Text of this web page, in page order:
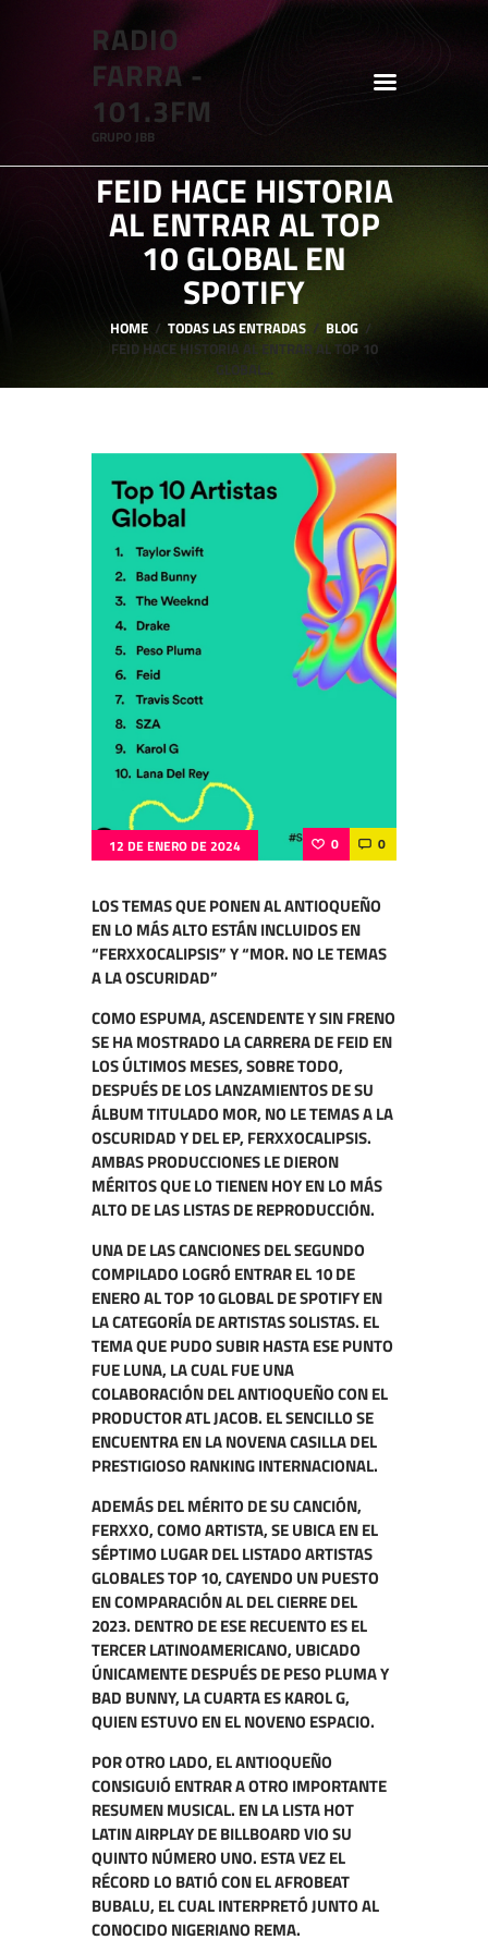
RADIO
FARRA -
101.3FM
GRUPO JBB
FEID HACE HISTORIA
AL ENTRAR AL TOP
10 GLOBAL EN
SPOTIFY
HOME TODAS LAS ENTRADAS
BLOG
FEID HACE HISTORIA AL ENTRAR AL TOP 10
GLOBAL...
RADIO FARRA - 101.3FM
HOME
SHOWS
BLOG
FEATURES
ABOUT
12 DE ENERO DE 2024 0 0
LOS TEMAS QUE PONEN AL ANTIOQUEÑO
EN LO MÁS ALTO ESTÁN INCLUIDOS EN
“FERXXOCALIPSIS” Y “MOR. NO LE TEMAS
A LA OSCURIDAD”
COMO ESPUMA, ASCENDENTE Y SIN FRENO
SE HA MOSTRADO LA CARRERA DE FEID EN
LOS ÚLTIMOS MESES, SOBRE TODO,
DESPUÉS DE LOS LANZAMIENTOS DE SU
ÁLBUM TITULADO MOR, NO LE TEMAS A LA
OSCURIDAD Y DEL EP, FERXXOCALIPSIS.
AMBAS PRODUCCIONES LE DIERON
MÉRITOS QUE LO TIENEN HOY EN LO MÁS
ALTO DE LAS LISTAS DE REPRODUCCIÓN.
UNA DE LAS CANCIONES DEL SEGUNDO
COMPILADO LOGRÓ ENTRAR EL 10 DE
ENERO AL TOP 10 GLOBAL DE SPOTIFY EN
LA CATEGORÍA DE ARTISTAS SOLISTAS. EL
TEMA QUE PUDO SUBIR HASTA ESE PUNTO
FUE LUNA, LA CUAL FUE UNA
COLABORACIÓN DEL ANTIOQUEÑO CON EL
PRODUCTOR ATL JACOB. EL SENCILLO SE
ENCUENTRA EN LA NOVENA CASILLA DEL
PRESTIGIOSO RANKING INTERNACIONAL.
ADEMÁS DEL MÉRITO DE SU CANCIÓN,
FERXXO, COMO ARTISTA, SE UBICA EN EL
SÉPTIMO LUGAR DEL LISTADO ARTISTAS
GLOBALES TOP 10, CAYENDO UN PUESTO
EN COMPARACIÓN AL DEL CIERRE DEL
2023. DENTRO DE ESE RECUENTO ES EL
TERCER LATINOAMERICANO, UBICADO
ÚNICAMENTE DESPUÉS DE PESO PLUMA Y
BAD BUNNY, LA CUARTA ES KAROL G,
QUIEN ESTUVO EN EL NOVENO ESPACIO.
POR OTRO LADO, EL ANTIOQUEÑO
CONSIGUIÓ ENTRAR A OTRO IMPORTANTE
RESUMEN MUSICAL. EN LA LISTA HOT
LATIN AIRPLAY DE BILLBOARD VIO SU
QUINTO NÚMERO UNO. ESTA VEZ EL
RÉCORD LO BATIÓ CON EL AFROBEAT
BUBALU, EL CUAL INTERPRETÓ JUNTO AL
CONOCIDO NIGERIANO REMA.